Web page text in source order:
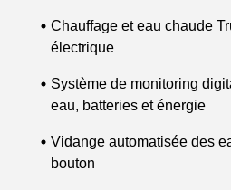
Chauffage et eau chaude
électrique
Système de monitoring
eau, batteries et énergie
Vidange automatisée des
bouton